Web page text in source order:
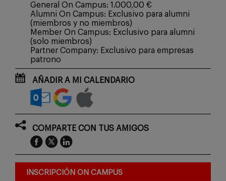
General On Campus: 1.000,00 €
Alumni On Campus: Exclusivo para alumni
(miembros y no miembros)
Member On Campus: Exclusivo para alumni
(solo miembros)
Partner Company: Exclusivo para empresas
patrono
AÑADIR A MI CALENDARIO
COMPARTE CON TUS AMIGOS
INSCRIPCIÓN ON CAMPUS